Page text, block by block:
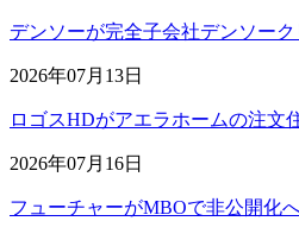
デンソーが完全子会社デンソー
2026年07月13日
ロゴスHDがアエラホームの注文
2026年07月16日
フューチャーがMBOで非公開化